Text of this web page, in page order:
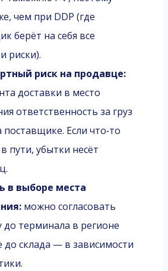
чем при DDP (где
берёт на себя все
риски).
риск на продавце:
доставки в место
ответственность за груз
Если что‑то
в пути, убытки несёт
в выборе места
можно согласовать
до терминала в регионе
до склада — в зависимости